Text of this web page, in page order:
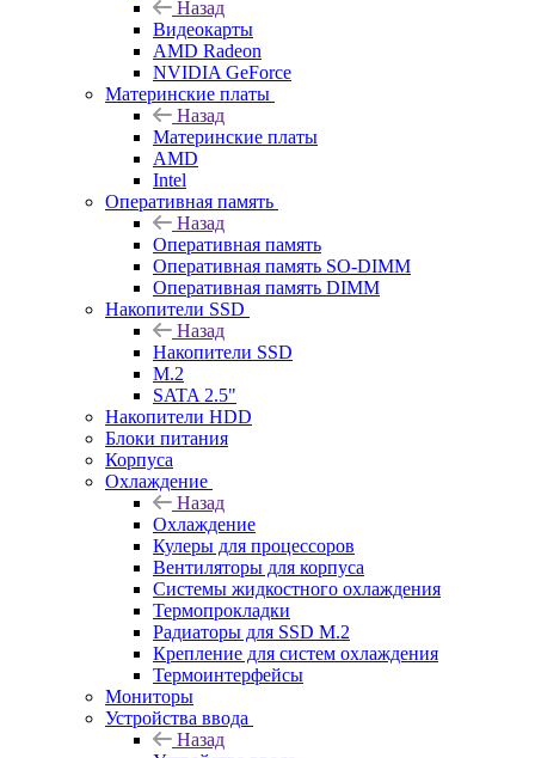
Назад
Видеокарты
AMD Radeon
NVIDIA GeForce
Материнские платы
Назад
Материнские платы
AMD
Intel
Оперативная память
Назад
Оперативная память
Оперативная память SO-DIMM
Оперативная память DIMM
Накопители SSD
Назад
Накопители SSD
M.2
SATA 2.5"
Накопители HDD
Блоки питания
Корпуса
Охлаждение
Назад
Охлаждение
Кулеры для процессоров
Вентиляторы для корпуса
Системы жидкостного охлаждения
Термопрокладки
Радиаторы для SSD M.2
Крепление для систем охлаждения
Термоинтерфейсы
Мониторы
Устройства ввода
Назад